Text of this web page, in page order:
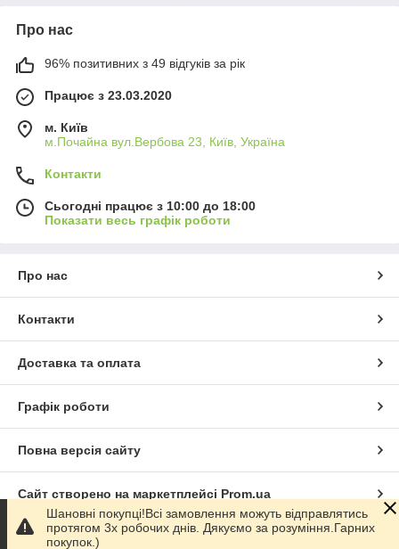
Про нас
96% позитивних з 49 відгуків за рік
Працює з 23.03.2020
м. Київ
м.Почайна вул.Вербова 23, Київ, Україна
Контакти
Сьогодні працює з 10:00 до 18:00
Показати весь графік роботи
Про нас
Контакти
Доставка та оплата
Графік роботи
Повна версія сайту
Сайт створено на маркетплейсі Prom.ua
Політика конфіденційності
Шановні покупці!Всі замовлення можуть відправлятись
протягом 3х робочих днів. Дякуємо за розуміння.Гарних
покупок.)